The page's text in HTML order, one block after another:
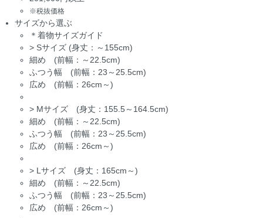
※税抜価格
サイズから選ぶ
＊着物サイズガイド
> Sサイズ (身丈：～155cm)
細め (前幅：～22.5cm)
ふつう幅 (前幅：23～25.5cm)
広め (前幅：26cm～)
> Mサイズ (身丈：155.5～164.5cm)
細め (前幅：～22.5cm)
ふつう幅 (前幅：23～25.5cm)
広め (前幅：26cm～)
> Lサイズ (身丈：165cm～)
細め (前幅：～22.5cm)
ふつう幅 (前幅：23～25.5cm)
広め (前幅：26cm～)